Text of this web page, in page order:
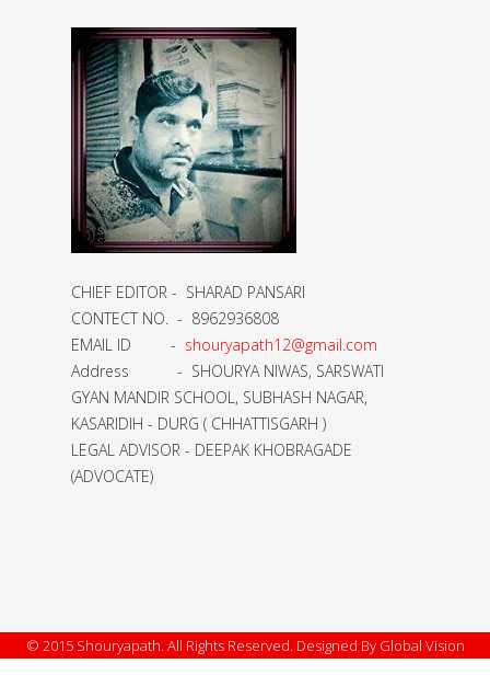
CHIEF EDITOR - SHARAD PANSARI
CONTECT NO. - 8962936808
EMAIL ID - shouryapath12@gmail.com
Address - SHOURYA NIWAS, SARSWATI
GYAN MANDIR SCHOOL, SUBHASH NAGAR,
KASARIDIH - DURG ( CHHATTISGARH )
LEGAL ADVISOR - DEEPAK KHOBRAGADE
(ADVOCATE)
© 2015 Shouryapath. All Rights Reserved. Designed By Global Vision